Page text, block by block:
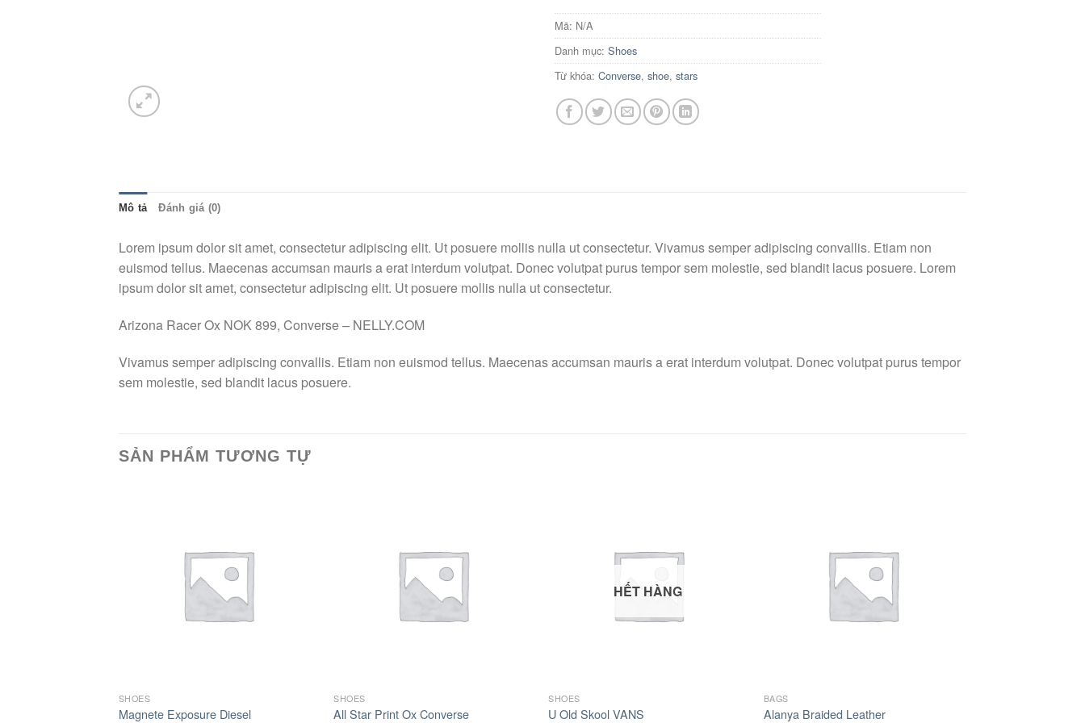
Mã: N/A
Danh mục: Shoes
Từ khóa: Converse, shoe, stars
Mô tả Đánh giá (0)
Lorem ipsum dolor sit amet, consectetur adipiscing elit. Ut posuere mollis nulla ut consectetur. Vivamus semper adipiscing convallis. Etiam non
euismod tellus. Maecenas accumsan mauris a erat interdum volutpat. Donec volutpat purus tempor sem molestie, sed blandit lacus posuere. Lorem
ipsum dolor sit amet, consectetur adipiscing elit. Ut posuere mollis nulla ut consectetur.
Arizona Racer Ox NOK 899, Converse – NELLY.COM
Vivamus semper adipiscing convallis. Etiam non euismod tellus. Maecenas accumsan mauris a erat interdum volutpat. Donec volutpat purus tempor
sem molestie, sed blandit lacus posuere.
SẢN PHẨM TƯƠNG TỰ
SHOES
Magnete Exposure Diesel
SHOES
All Star Print Ox Converse
HẾT HÀNG
SHOES
U Old Skool VANS
BAGS
Alanya Braided Leather